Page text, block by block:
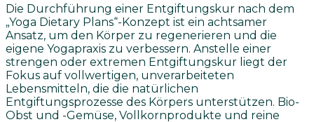
Die Durchführung einer Entgiftungskur nach dem
„Yoga Dietary Plans“-Konzept ist ein achtsamer
Ansatz, um den Körper zu regenerieren und die
eigene Yogapraxis zu verbessern. Anstelle einer
strengen oder extremen Entgiftungskur liegt der
Fokus auf vollwertigen, unverarbeiteten
Lebensmitteln, die die natürlichen
Entgiftungsprozesse des Körpers unterstützen. Bio-
Obst und -Gemüse, Vollkornprodukte und reine